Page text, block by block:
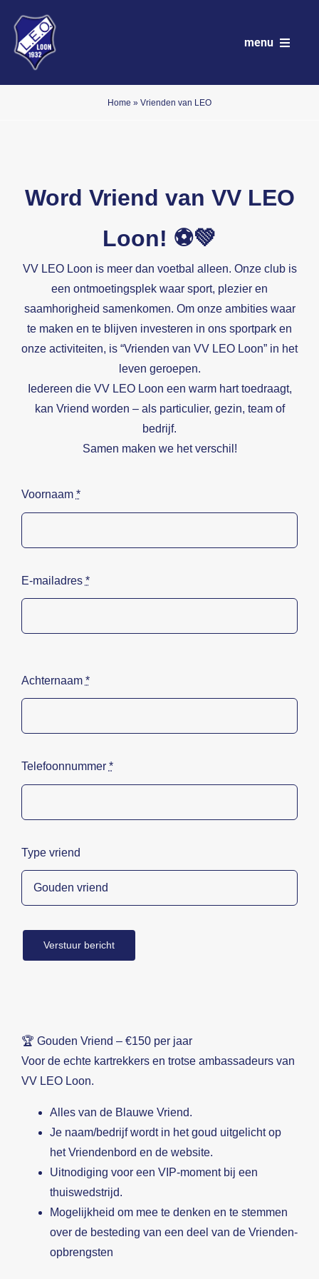
naar
inhoud
menu
Teams
Activiteitenkalender
Beeldbank
Contact
Home » Vrienden van LEO
Word Vriend van VV LEO
Loon! ⚽💚
VV LEO Loon is meer dan voetbal alleen. Onze club is
een ontmoetingsplek waar sport, plezier en
saamhorigheid samenkomen. Om onze ambities waar
te maken en te blijven investeren in ons sportpark en
onze activiteiten, is “Vrienden van VV LEO Loon” in het
leven geroepen.
Iedereen die VV LEO Loon een warm hart toedraagt,
kan Vriend worden – als particulier, gezin, team of
bedrijf.
Samen maken we het verschil!
Voornaam *
E-mailadres *
Achternaam *
Telefoonnummer *
Type vriend
Verstuur bericht
🏆 Gouden Vriend – €150 per jaar
Voor de echte kartrekkers en trotse ambassadeurs van
VV LEO Loon.
Alles van de Blauwe Vriend.
Je naam/bedrijf wordt in het goud uitgelicht op
het Vriendenbord en de website.
Uitnodiging voor een VIP-moment bij een
thuiswedstrijd.
Mogelijkheid om mee te denken en te stemmen
over de besteding van een deel van de Vrienden-
opbrengsten